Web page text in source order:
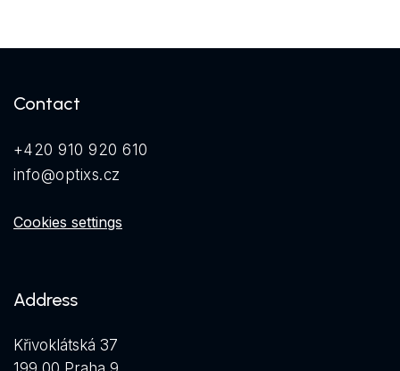
Contact
+420 910 920 610
info@optixs.cz
Cookies settings
Address
Křivoklátská 37